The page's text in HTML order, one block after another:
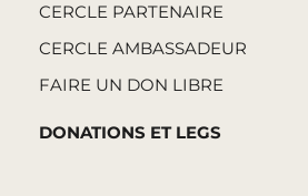
CERCLE PARTENAIRE
CERCLE AMBASSADEUR
FAIRE UN DON LIBRE
DONATIONS ET LEGS